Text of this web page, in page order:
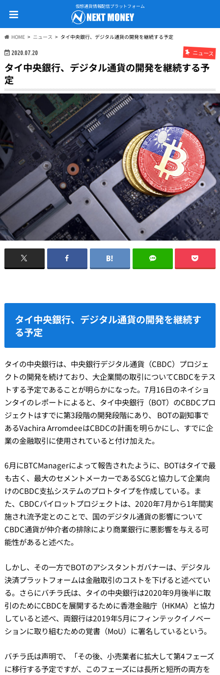
仮想通貨情報配信プラットフォーム
HOME ニュース タイ中央銀行、デジタル通貨の開発を継続する予定
2020.07.20 ニュース
タイ中央銀行、デジタル通貨の開発を継続する予
定
タイ中央銀行、デジタル通貨の開発を継続す
る予定
タイの中央銀行は、中央銀行デジタル通貨（CBDC）プロジェ
クトの開発を続けており、大企業間の取引についてCBDCをテス
トする予定であることが明らかになった。7月16日のネイショ
ンタイのレポートによると、タイ中央銀行（BOT）のCBDCプロ
ジェクトはすでに第3段階の開発段階にあり、 BOTの副知事で
あるVachira ArromdeeはCBDCの計画を明らかにし、すでに企
業の金融取引に使用されていると付け加えた。
6月にBTCManagerによって報告されたように、BOTはタイで最
も古く、最大のセメントメーカーであるSCGと協力して企業向
けのCBDC支払システムのプロトタイプを作成している。ま
た、CBDCパイロットプロジェクトは、2020年7月から1年間実
施され流予定とのことで、国のデジタル通貨の影響について
CBDC通貨が仲介者の排除により商業銀行に悪影響を与える可
能性があると述べた。
しかし、その一方でBOTのアシスタントガバナーは、デジタル
決済プラットフォームは金融取引のコストを下げると述べてい
る。さらにバチラ氏は、タイの中央銀行は2020年9月後半に取
引のためにCBDCを展開するために香港金融庁（HKMA）と協力
していると述べ、両銀行は2019年5月にフィンテックイノベー
ションに取り組むための覚書（MoU）に署名しているという。
バチラ氏は声明で、「その後、小売業者に拡大して第4フェーズ
に移行する予定ですが、このフェーズには長所と短所の両方を